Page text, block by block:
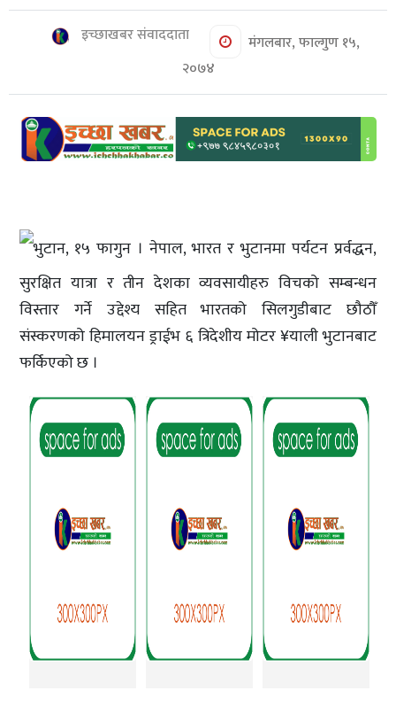
मनोरञ्जन
खबर
संवाद
ईच्छाकामना
इच्छाखबर संवाददाता
मंगलबार, फाल्गुण १५,
२०७४
भुटान, १५ फागुन । नेपाल, भारत र भुटानमा पर्यटन प्रर्वद्धन,
सुरक्षित यात्रा र तीन देशका व्यवसायीहरु विचको सम्बन्धन
विस्तार गर्ने उद्देश्य सहित भारतको सिलगुडीबाट छौठौँ
संस्करणको हिमालयन ड्राईभ ६ त्रिदेशीय मोटर ¥याली भुटानबाट
फर्किएको छ ।